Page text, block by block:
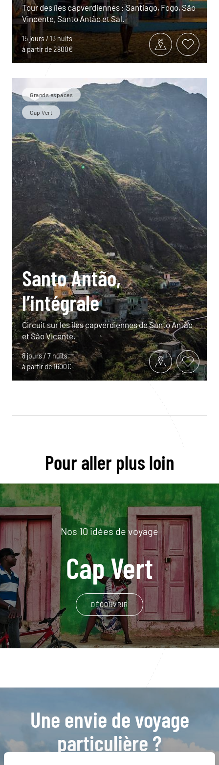
Tour des îles capverdiennes : Santiago, Fogo, São
Vincente, Santo Antão et Sal.
15 jours / 13 nuits
à partir de 2800€
Grands espaces
Cap Vert
Santo Antão,
l’intégrale
Circuit sur les îles capverdiennes de Santo Antão
et São Vicente.
8 jours / 7 nuits
à partir de 1600€
Pour aller plus loin
Nos 10 idées de voyage
Cap Vert
DÉCOUVRIR
Une envie de voyage
particulière ?